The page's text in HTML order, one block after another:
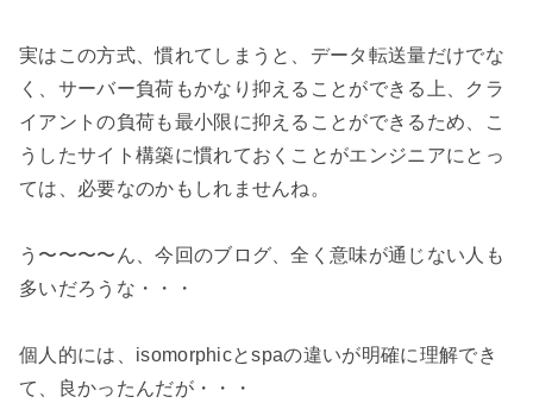
実はこの方式、慣れてしまうと、データ転送量だけでな
く、サーバー負荷もかなり抑えることができる上、クラ
イアントの負荷も最小限に抑えることができるため、こ
うしたサイト構築に慣れておくことがエンジニアにとっ
ては、必要なのかもしれませんね。
う〜〜〜〜ん、今回のブログ、全く意味が通じない人も
多いだろうな・・・
個人的には、isomorphicとspaの違いが明確に理解でき
て、良かったんだが・・・